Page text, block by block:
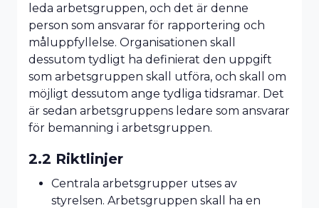
leda arbetsgruppen, och det är denne
person som ansvarar för rapportering och
måluppfyllelse. Organisationen skall
dessutom tydligt ha definierat den uppgift
som arbetsgruppen skall utföra, och skall om
möjligt dessutom ange tydliga tidsramar. Det
är sedan arbetsgruppens ledare som ansvarar
för bemanning i arbetsgruppen.
2.2 Riktlinjer
Centrala arbetsgrupper utses av
styrelsen. Arbetsgruppen skall ha en